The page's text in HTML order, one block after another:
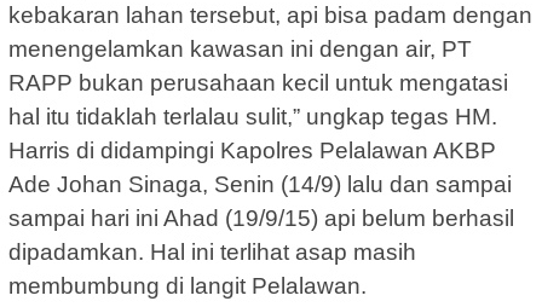
kebakaran lahan tersebut, api bisa padam dengan
menengelamkan kawasan ini dengan air, PT
RAPP bukan perusahaan kecil untuk mengatasi
hal itu tidaklah terlalau sulit,” ungkap tegas HM.
Harris di didampingi Kapolres Pelalawan AKBP
Ade Johan Sinaga, Senin (14/9) lalu dan sampai
sampai hari ini Ahad (19/9/15) api belum berhasil
dipadamkan. Hal ini terlihat asap masih
membumbung di langit Pelalawan.